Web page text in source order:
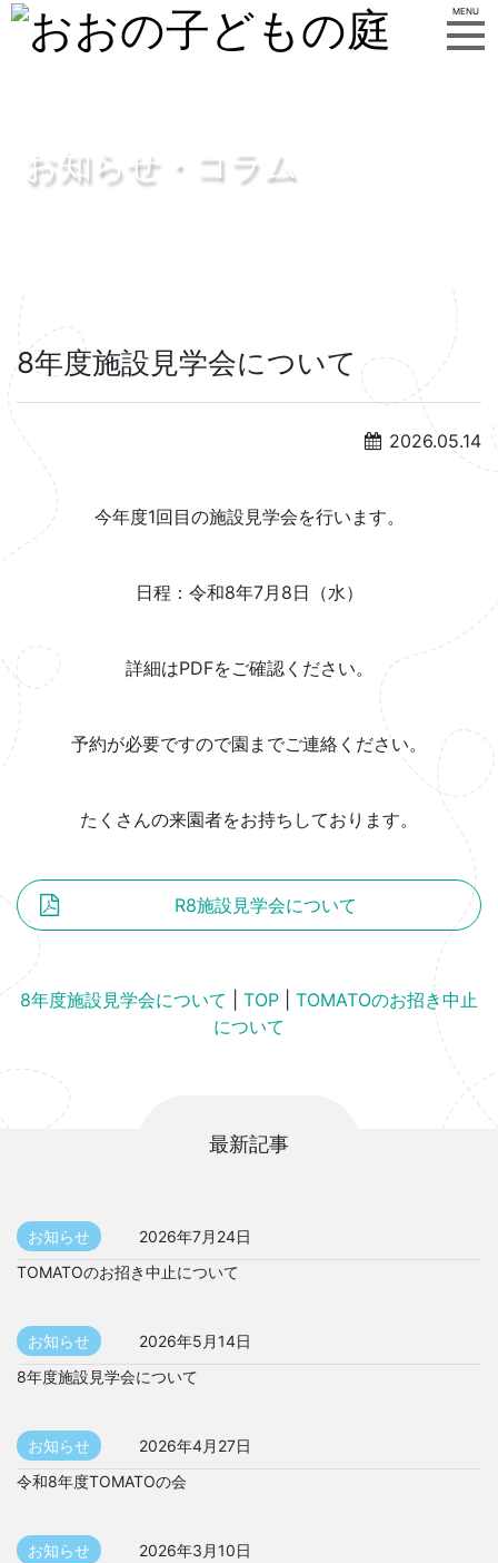
MENU
お知らせ・コラム
8年度施設見学会について
2026.05.14
今年度1回目の施設見学会を行います。
日程：令和8年7月8日（水）
詳細はPDFをご確認ください。
予約が必要ですので園までご連絡ください。
たくさんの来園者をお持ちしております。
R8施設見学会について
8年度施設見学会について TOP
TOMATOのお招き中止
について
最新記事
お知らせ
2026年7月24日
TOMATOのお招き中止について
お知らせ
2026年5月14日
8年度施設見学会について
お知らせ
2026年4月27日
令和8年度TOMATOの会
お知らせ
2026年3月10日